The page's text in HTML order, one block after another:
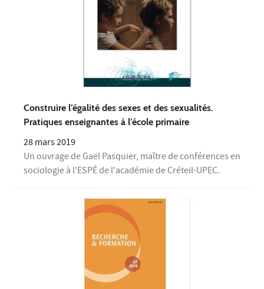
Construire l’égalité des sexes et des sexualités.
Pratiques enseignantes à l’école primaire
28 mars 2019
Un ouvrage de Gaël Pasquier, maître de conférences en
sociologie à l'ESPÉ de l'académie de Créteil-UPEC.